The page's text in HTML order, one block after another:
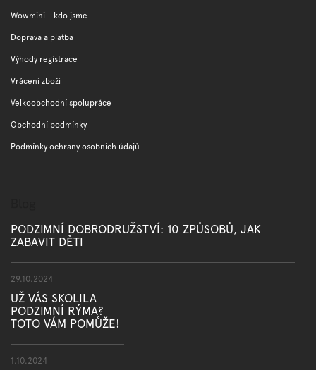
Wowmini - kdo jsme
Doprava a platba
Výhody registrace
Vrácení zboží
Velkoobchodní spolupráce
Obchodní podmínky
Podmínky ochrany osobních údajů
PODZIMNÍ DOBRODRUŽSTVÍ: 10 ZPŮSOBŮ, JAK
ZABAVIT DĚTI
29.10.2024
UŽ VÁS SKOLILA
PODZIMNÍ RÝMA?
TOTO VÁM POMŮŽE!
1.10.2024